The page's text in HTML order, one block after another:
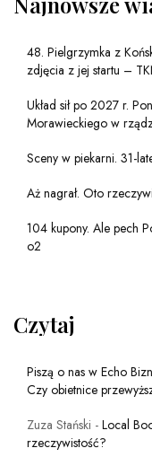
48. Pielgrzymka z
zdjęcia z jej startu –
Układ sił po 2027 r.
Morawieckiego w
Sceny w piekarni. 31-
Aż nagrał. Oto
104 kupony. Ale pech
o2
Czytaj
Piszą o nas w Echo
Czy obietnice
Zuza Stański - Local
rzeczywistość?